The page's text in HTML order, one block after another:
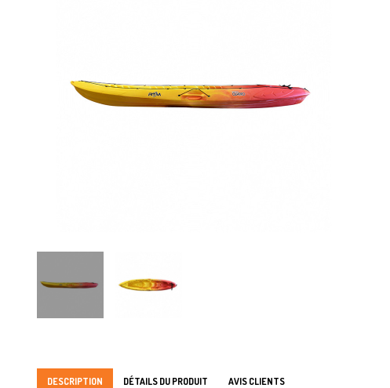
DESCRIPTION DÉTAILS DU PRODUIT AVIS CLIENTS